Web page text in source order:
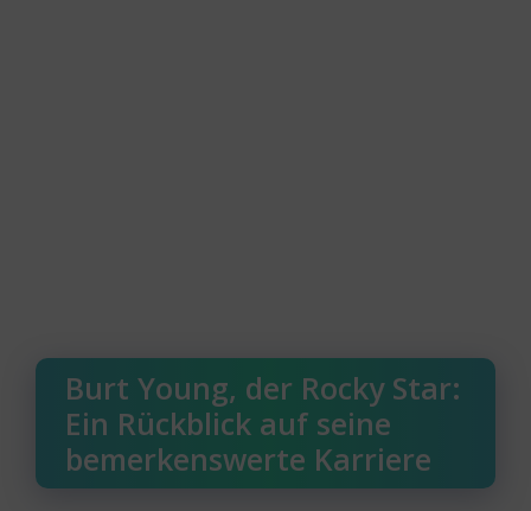
Burt Young, der Rocky Star:
Ein Rückblick auf seine
bemerkenswerte Karriere